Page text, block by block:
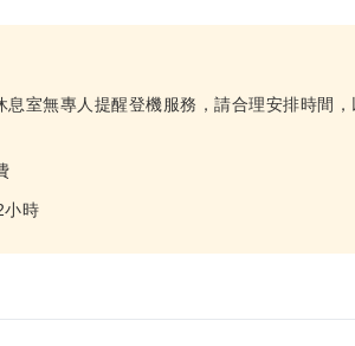
室無專人提醒登機服務，請合理安排時間
小時